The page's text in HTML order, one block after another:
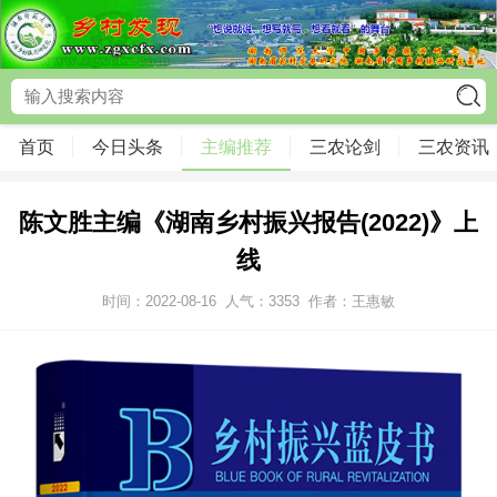
首页 今日头条 主编推荐 三农论剑 三农资讯
陈文胜主编《湖南乡村振兴报告(2022)》上
线
时间：2022-08-16 人气： 3353 作者：王惠敏